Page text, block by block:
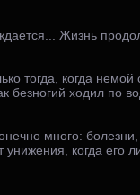
Жизнь
тогда, когда немой
безногий ходил по
много:
когда его